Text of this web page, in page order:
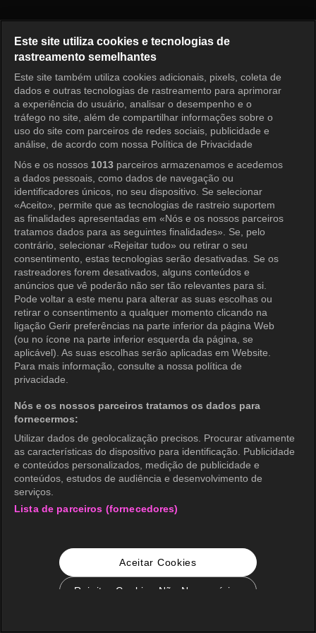
Entrar
Este site utiliza cookies e tecnologias de
rastreamento semelhantes
Este site também utiliza cookies adicionais, pixels, coleta de
dados e outras tecnologias de rastreamento para aprimorar
a experiência do usuário, analisar o desempenho e o
tráfego no site, além de compartilhar informações sobre o
uso do site com parceiros de redes sociais, publicidade e
análise, de acordo com nossa Política de Privacidade
Nós e os nossos 1013 parceiros armazenamos e acedemos
a dados pessoais, como dados de navegação ou
identificadores únicos, no seu dispositivo. Se selecionar
«Aceito», permite que as tecnologias de rastreio suportem
as finalidades apresentadas em «Nós e os nossos parceiros
tratamos dados para as seguintes finalidades». Se, pelo
contrário, selecionar «Rejeitar tudo» ou retirar o seu
consentimento, estas tecnologias serão desativadas. Se os
rastreadores forem desativados, alguns conteúdos e
anúncios que vê poderão não ser tão relevantes para si.
Pode voltar a este menu para alterar as suas escolhas ou
retirar o consentimento a qualquer momento clicando na
ligação Gerir preferências na parte inferior da página Web
(ou no ícone na parte inferior esquerda da página, se
aplicável). As suas escolhas serão aplicadas em Website.
Para mais informação, consulte a nossa política de
privacidade.
Nós e os nossos parceiros tratamos os dados para
fornecermos:
Utilizar dados de geolocalização precisos. Procurar ativamente
as características do dispositivo para identificação. Publicidade
e conteúdos personalizados, medição de publicidade e
conteúdos, estudos de audiência e desenvolvimento de
serviços.
Lista de parceiros (fornecedores)
Aceitar Cookies
Rejeitar Cookies Não Necessários